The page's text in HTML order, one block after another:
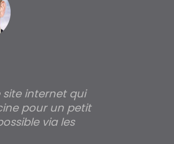
internet qui
pour un petit
via les